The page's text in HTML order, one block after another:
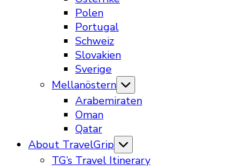
Polen
Portugal
Schweiz
Slovakien
Sverige
Mellanöstern
Arabemiraten
Oman
Qatar
About TravelGrip
TG’s Travel Itinerary